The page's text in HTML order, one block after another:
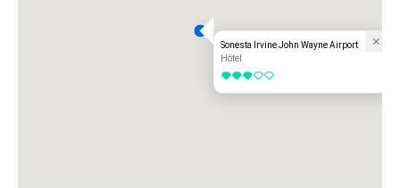
Sonesta Irvine John Wayne Airport
Hôtel
3 sur 5